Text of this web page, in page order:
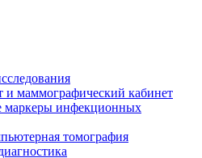
и маммографический кабинет
маркеры инфекционных
томография